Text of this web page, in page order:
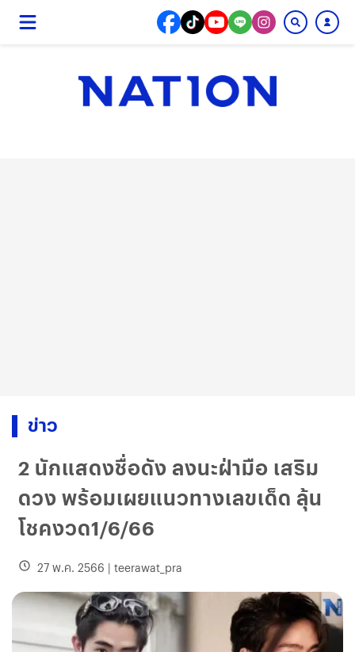
ข่าว
2 นักแสดงชื่อดัง ลงนะฝ่ามือ เสริม
ดวง พร้อมเผยแนวทางเลขเด็ด ลุ้น
โชคงวด1/6/66
27 พ.ค. 2566 | teerawat_pra